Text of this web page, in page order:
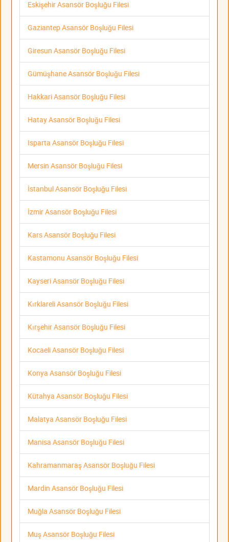
Eskişehir Asansör Boşluğu Filesi
Gaziantep Asansör Boşluğu Filesi
Giresun Asansör Boşluğu Filesi
Gümüşhane Asansör Boşluğu Filesi
Hakkari Asansör Boşluğu Filesi
Hatay Asansör Boşluğu Filesi
Isparta Asansör Boşluğu Filesi
Mersin Asansör Boşluğu Filesi
İstanbul Asansör Boşluğu Filesi
İzmir Asansör Boşluğu Filesi
Kars Asansör Boşluğu Filesi
Kastamonu Asansör Boşluğu Filesi
Kayseri Asansör Boşluğu Filesi
Kırklareli Asansör Boşluğu Filesi
Kırşehir Asansör Boşluğu Filesi
Kocaeli Asansör Boşluğu Filesi
Konya Asansör Boşluğu Filesi
Kütahya Asansör Boşluğu Filesi
Malatya Asansör Boşluğu Filesi
Manisa Asansör Boşluğu Filesi
Kahramanmaraş Asansör Boşluğu Filesi
Mardin Asansör Boşluğu Filesi
Muğla Asansör Boşluğu Filesi
Muş Asansör Boşluğu Filesi